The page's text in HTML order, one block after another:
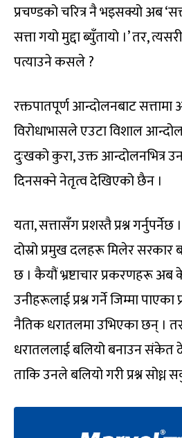
प्रचण्डको चरित्र नै भइसक्यो अब
सत्ता गयो मुद्दा ब्युँतायो ।’ तर,
पत्याउने कसले ?
रक्तपातपूर्ण आन्दोलनबाट
विरोधाभासले एउटा विशाल
दुःखको कुरा, उक्त आन्दोलनभित्र
दिनसक्ने नेतृत्व देखिएको छैन ।
यता, सत्तासँग प्रशस्तै प्रश्न
दोस्रो प्रमुख दलहरू मिलेर सरकार
छ । कैयौं भ्रष्टाचार प्रकरणहरू अब
उनीहरूलाई प्रश्न गर्ने जिम्मा
नैतिक धरातलमा उभिएका छन् ।
धरातललाई बलियो बनाउन
ताकि उनले बलियो गरी प्रश्न सोध्न